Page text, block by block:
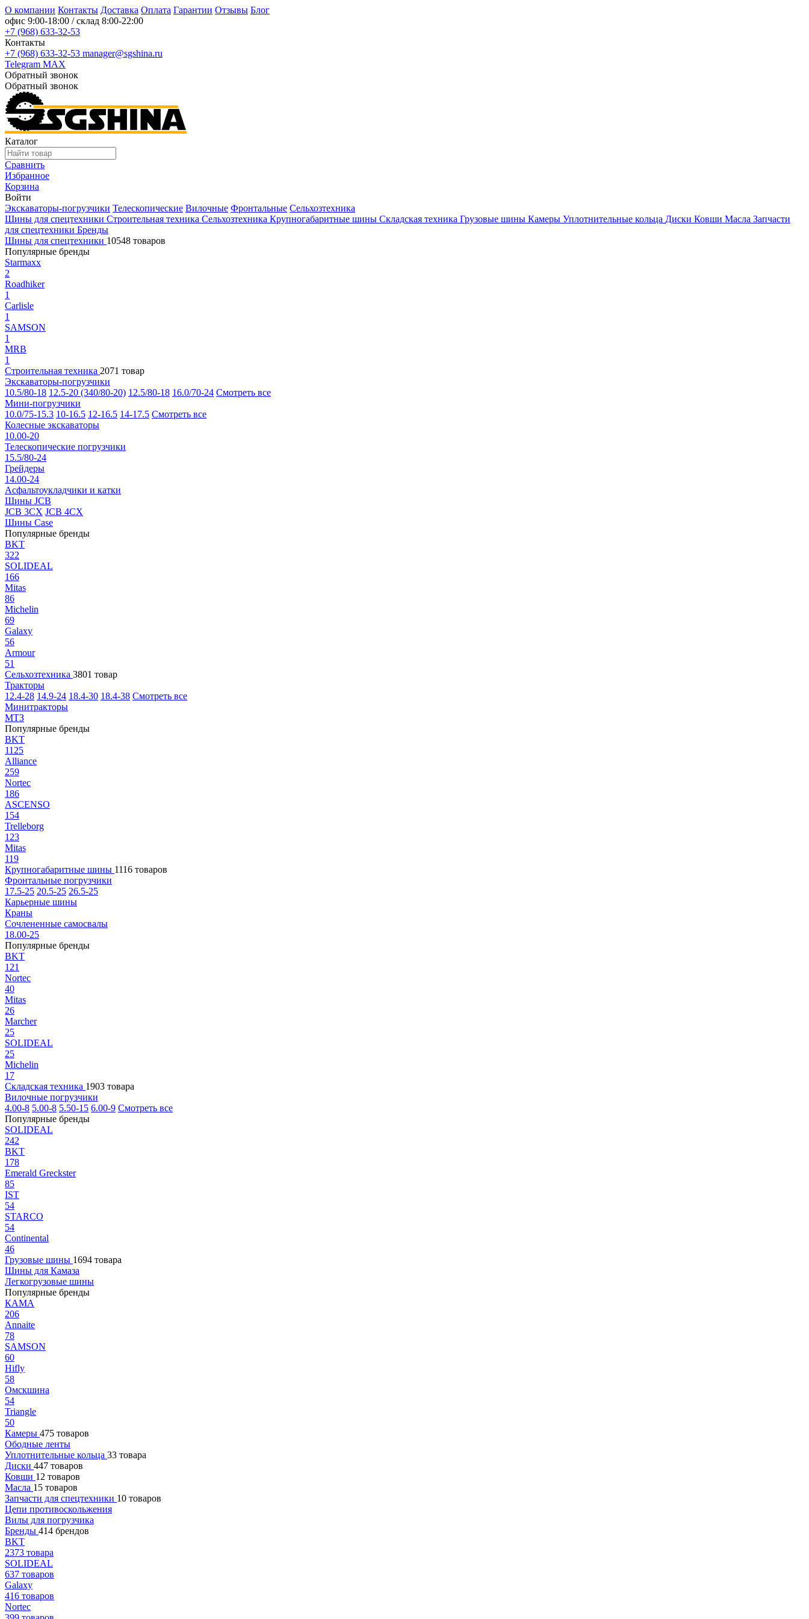
О компании Контакты Доставка Оплата Гарантии Отзывы Блог
офис 9:00-18:00 / склад 8:00-22:00
+7 (968) 633-32-53
Контакты
+7 (968) 633-32-53 manager@sgshina.ru
Telegram MAX
Обратный звонок
Обратный звонок
Каталог
Сравнить
Избранное
Корзина
Войти
Экскаваторы-погрузчики Телескопические Вилочные Фронтальные Сельхозтехника
Шины для спецтехники Строительная техника Сельхозтехника Крупногабаритные шины Складская техника Грузовые шины Камеры Уплотнительные кольца Диски Ковши Масла Запчасти
для спецтехники Бренды
Шины для спецтехники 10548 товаров
Популярные бренды
Starmaxx
2
Roadhiker
1
Carlisle
1
SAMSON
1
MRB
1
Строительная техника 2071 товар
Экскаваторы-погрузчики
10.5/80-18 12.5-20 (340/80-20) 12.5/80-18 16.0/70-24 Смотреть все
Мини-погрузчики
10.0/75-15.3 10-16.5 12-16.5 14-17.5 Смотреть все
Колесные экскаваторы
10.00-20
Телескопические погрузчики
15.5/80-24
Грейдеры
14.00-24
Асфальтоукладчики и катки
Шины JCB
JCB 3CX JCB 4CX
Шины Case
Популярные бренды
BKT
322
SOLIDEAL
166
Mitas
86
Michelin
69
Galaxy
56
Armour
51
Сельхозтехника 3801 товар
Тракторы
12.4-28 14.9-24 18.4-30 18.4-38 Смотреть все
Минитракторы
МТЗ
Популярные бренды
BKT
1125
Alliance
259
Nortec
186
ASCENSO
154
Trelleborg
123
Mitas
119
Крупногабаритные шины 1116 товаров
Фронтальные погрузчики
17.5-25 20.5-25 26.5-25
Карьерные шины
Краны
Сочлененные самосвалы
18.00-25
Популярные бренды
BKT
121
Nortec
40
Mitas
26
Marcher
25
SOLIDEAL
25
Michelin
17
Складская техника 1903 товара
Вилочные погрузчики
4.00-8 5.00-8 5.50-15 6.00-9 Смотреть все
Популярные бренды
SOLIDEAL
242
BKT
178
Emerald Greckster
85
IST
54
STARCO
54
Continental
46
Грузовые шины 1694 товара
Шины для Камаза
Легкогрузовые шины
Популярные бренды
КАМА
206
Annaite
78
SAMSON
60
Hifly
58
Омскшина
54
Triangle
50
Камеры 475 товаров
Ободные ленты
Уплотнительные кольца 33 товара
Диски 447 товаров
Ковши 12 товаров
Масла 15 товаров
Запчасти для спецтехники 10 товаров
Цепи противоскольжения
Вилы для погрузчика
Бренды 414 брендов
BKT
2373 товара
SOLIDEAL
637 товаров
Galaxy
416 товаров
Nortec